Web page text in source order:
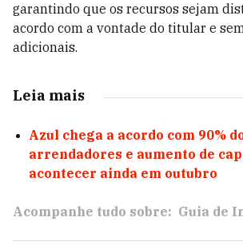
garantindo que os recursos sejam
acordo com a vontade do titular e
adicionais.
Leia mais
Azul chega a acordo com 90%
arrendadores e aumento de
acontecer ainda em outubro
Acompanhe tudo sobre: Guia de